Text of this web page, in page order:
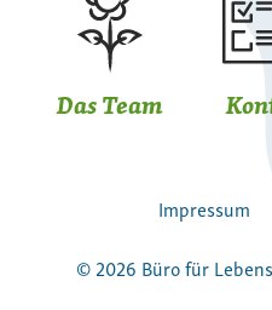
Das Team
Impressum
© 2026 Büro für